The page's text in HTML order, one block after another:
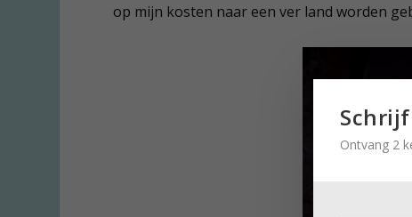
op mijn kosten naar een ver land worden
Ontvang 2